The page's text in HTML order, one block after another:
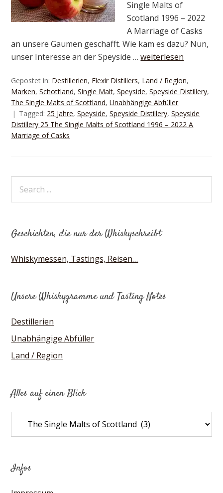
Single Malts of
Scotland 1996 – 2022
A Marriage of Casks
an unsere Gaumen geschafft. Wie kam es dazu? Nun,
unser Interesse an der Speyside …weiterlesen
Gepostet in: Destillerien, Elexir Distillers, Land / Region,
Marken,Schottland,Single Malt,Speyside,Speyside Distillery,
The Single Malts of Scottland,Unabhängige Abfüller
Tagged: 25 Jahre,Speyside,Speyside Distillery,Speyside
Distillery 25 The Single Malts of Scottland 1996 – 2022 A
Marriage of Casks
Geschichten, die nur der Whiskyschreibt
Whiskymessen, Tastings, Reisen…
Unsere Whiskygramme und Tasting Notes
Destillerien
Unabhängige Abfüller
Land / Region
Alles auf einen Blick
Infos